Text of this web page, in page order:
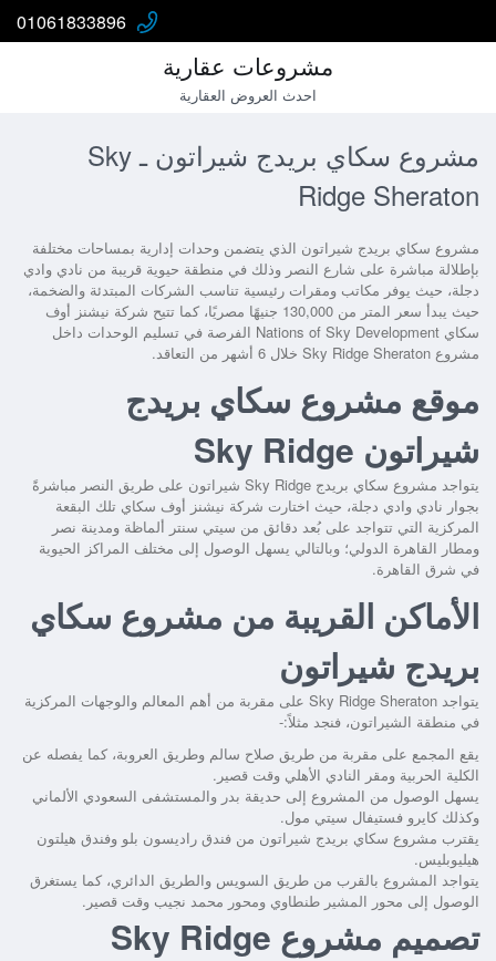
01061833896
مشروعات عقارية
احدث العروض العقارية
مشروع سكاي بريدج شيراتون ـ Sky
Ridge Sheraton
مشروع سكاي بريدج شيراتون الذي يتضمن وحدات إدارية بمساحات مختلفة
بإطلالة مباشرة على شارع النصر وذلك في منطقة حيوية قريبة من نادي وادي
دجلة، حيث يوفر مكاتب ومقرات رئيسية تناسب الشركات المبتدئة والضخمة،
حيث يبدأ سعر المتر من 130,000 جنيهًا مصريًا، كما تتيح شركة نيشنز أوف
سكاي Nations of Sky Development الفرصة في تسليم الوحدات داخل
مشروع Sky Ridge Sheraton خلال 6 أشهر من التعاقد.
موقع مشروع سكاي بريدج
شيراتون Sky Ridge
يتواجد مشروع سكاي بريدج Sky Ridge شيراتون
على طريق النصر مباشرةً
بجوار نادي وادي دجلة، حيث اختارت شركة نيشنز أوف سكاي تلك البقعة
المركزية التي تتواجد على بُعد دقائق من سيتي سنتر ألماظة ومدينة نصر
ومطار القاهرة الدولي؛ وبالتالي يسهل الوصول إلى مختلف المراكز الحيوية
في شرق القاهرة.
الأماكن القريبة من مشروع سكاي
بريدج شيراتون
يتواجد
على مقربة من أهم المعالم والوجهات المركزية
في منطقة الشيراتون، فنجد مثلاً:-
يقع المجمع على مقربة من طريق صلاح سالم وطريق العروبة، كما يفصله عن
الكلية الحربية ومقر النادي الأهلي وقت قصير.
يسهل الوصول من المشروع إلى حديقة بدر والمستشفى السعودي الألماني
وكذلك كايرو فستيفال سيتي مول.
يقترب مشروع سكاي بريدج شيراتون من فندق راديسون بلو وفندق هيلتون
هيليوبليس.
يتواجد المشروع بالقرب من طريق السويس والطريق الدائري، كما يستغرق
الوصول إلى محور المشير طنطاوي ومحور محمد نجيب وقت قصير.
تصميم مشروع ‏Sky Ridge